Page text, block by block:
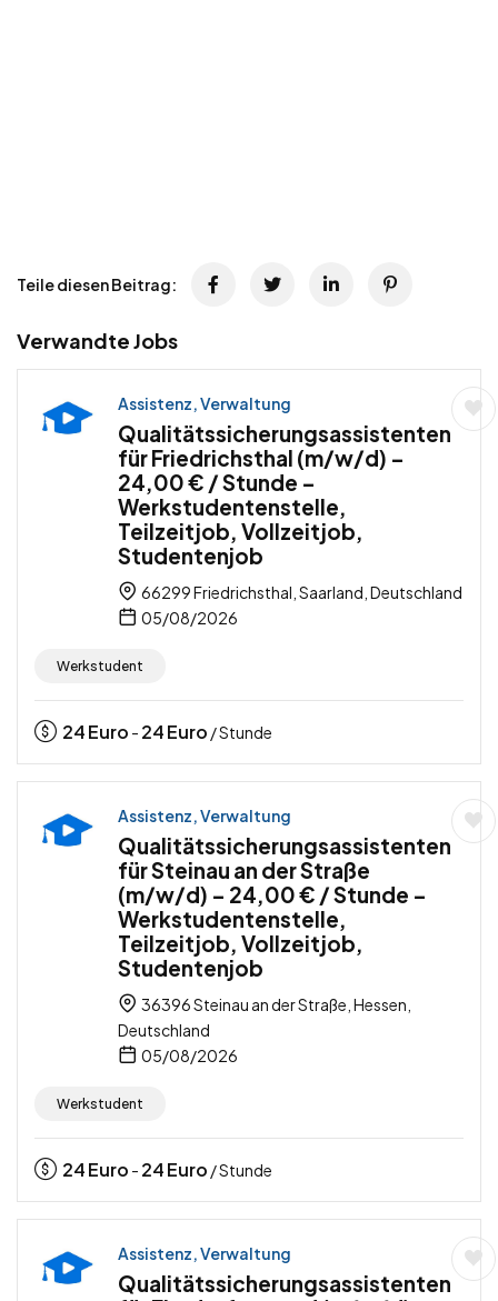
Teile diesen Beitrag:
Verwandte Jobs
Assistenz, Verwaltung
Qualitätssicherungsassistenten
für Friedrichsthal (m/w/d) –
24,00 € / Stunde –
Werkstudentenstelle,
Teilzeitjob, Vollzeitjob,
Studentenjob
66299 Friedrichsthal, Saarland, Deutschland
05/08/2026
Werkstudent
24Euro - 24Euro / Stunde
Assistenz, Verwaltung
Qualitätssicherungsassistenten
für Steinau an der Straße
(m/w/d) – 24,00 € / Stunde –
Werkstudentenstelle,
Teilzeitjob, Vollzeitjob,
Studentenjob
36396 Steinau an der Straße, Hessen,
Deutschland
05/08/2026
Werkstudent
24Euro - 24Euro / Stunde
Assistenz, Verwaltung
Qualitätssicherungsassistenten